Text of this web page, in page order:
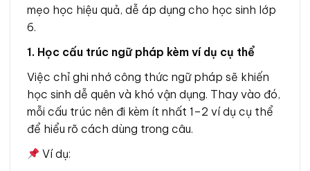
mẹo học hiệu quả, dễ áp dụng cho học sinh lớp
6.
1. Học cấu trúc ngữ pháp kèm ví dụ cụ thể
Việc chỉ ghi nhớ công thức ngữ pháp sẽ khiến
học sinh dễ quên và khó vận dụng. Thay vào đó,
mỗi cấu trúc nên đi kèm ít nhất 1–2 ví dụ cụ thể
để hiểu rõ cách dùng trong câu.
Ví dụ: